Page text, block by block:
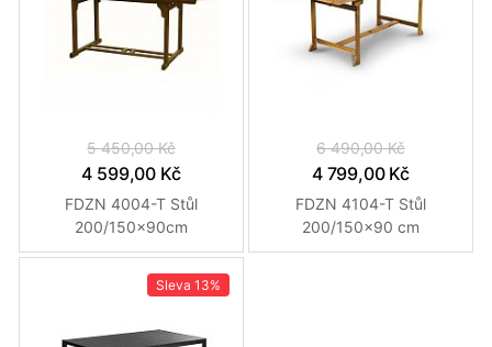
5 450,00 Kč
4 599,00 Kč
FDZN 4004-T Stůl
200/150x90cm
FIELDMANN
6 490,00 Kč
4 799,00 Kč
FDZN 4104-T Stůl
200/150x90 cm
FIELDMANN
Sleva 13%